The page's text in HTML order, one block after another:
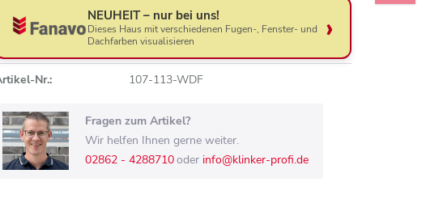
NEUHEIT – nur bei uns!
Dieses Haus mit verschiedenen Fugen-, Fenster- und
Dachfarben visualisieren
Nr.: 107-113-WDF
Fragen zum Artikel?
Wir helfen Ihnen gerne weiter.
02862 - 4288710oder info@klinker-profi.de